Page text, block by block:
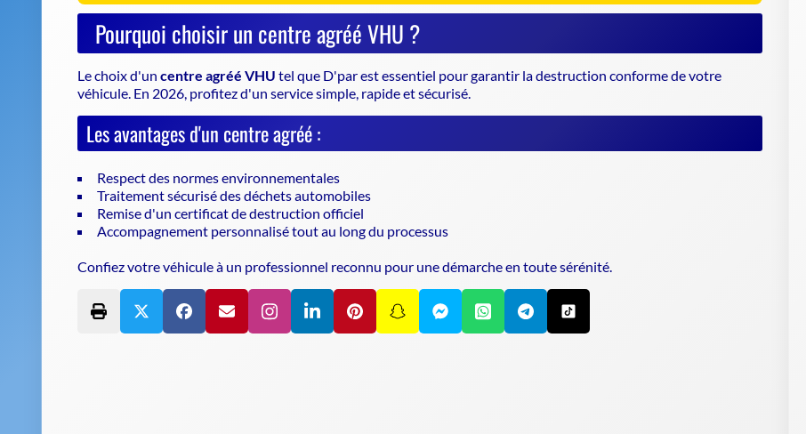
Pourquoi choisir un centre agréé VHU ?
Le choix d'un centre agréé VHU tel que D'par est essentiel pour garantir ladestruction conforme de votre
véhicule. En 2026, profitez d'un service simple, rapide et sécurisé.
Les avantages d'un centre agréé :
Respect des normes environnementales
Traitement sécurisé des déchets automobiles
Remise d'un certificat de destruction officiel
Accompagnement personnalisé tout au long du processus
Confiez votre véhicule à un professionnel reconnu pour une démarche en toute sérénité.